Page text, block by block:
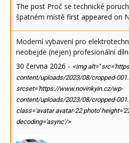
The post Proč se technické
špatném místě first appeared on
Moderní vybavení pro
neobejde (nejen) profesionální
30 června 2026 - <img alt=''
content/uploads/2023/08/cropped-
srcset='https://www.novinkyin.cz/wp-
content/uploads/2023/08/cropped-
class='avatar avatar-22 photo'
decoding='async'/>